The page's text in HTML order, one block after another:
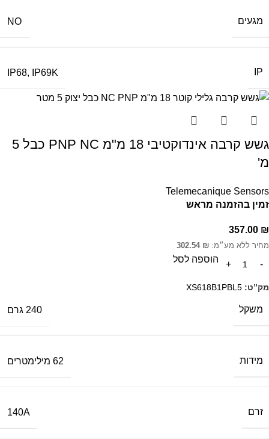
מגעים NO
IP
IP68, IP69K
גשש קרבה אינדוקטיבי 18 מ"מ PNP NC כבל 5
מ'
Telemecanique Sensors
זמין בהזמנה מראש
357.00 ₪
מחיר ללא מע״מ: 302.54 ₪
הוספה לסל
מק”ט: XS618B1PBL5
משקל 240 גרם
מידות 62 מילימטרים
זרם 140A